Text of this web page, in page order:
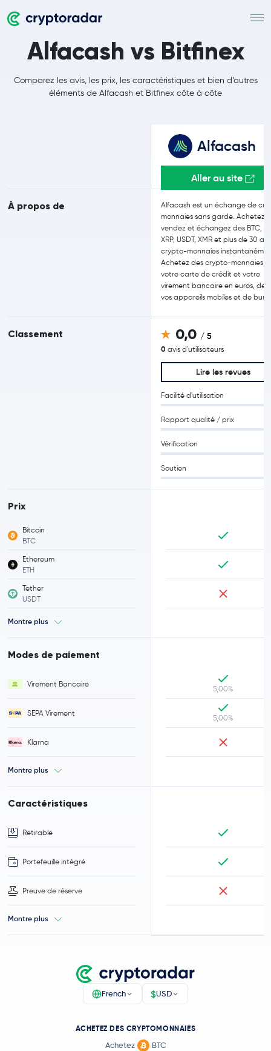
Alfacash vs Bitfinex
Comparez les avis, les prix, les caractéristiques et bien d’autres
éléments de Alfacash et Bitfinex côte à côte
À propos de
Classement
Prix
Bitcoin
BTC
Ethereum
ETH
Tether
USDT
Montre plus
Modes de paiement
Virement Bancaire
SEPA Virement
Klarna
Montre plus
Caractéristiques
Retirable
Portefeuille intégré
Preuve de réserve
Montre plus
Alfacash
Aller au site
Alfacash est un échange de
monnaies sans garde. Achetez,
vendez et échangez des BTC,
XRP, USDT, XMR et plus de 30
crypto-monnaies
Achetez des crypto-monnaies
votre carte de crédit et votre
virement bancaire en euros,
vos appareils mobiles et de
0,0 / 5
0 avis d'utilisateurs
Lire les revues
Facilité d'utilisation
Rapport qualité / prix
Vérification
Soutien
5,00%
5,00%
French $USD
ACHETEZ DES CRYPTOMONNAIES
Achetez
BTC